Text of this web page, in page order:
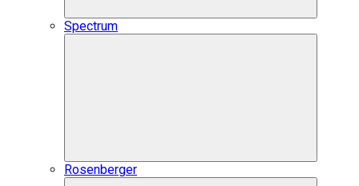
Spectrum
Rosenberger